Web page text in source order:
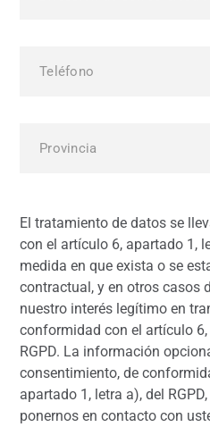
El tratamiento de datos se
con el artículo 6, apartado 1,
medida en que exista o se
contractual, y en otros casos
nuestro interés legítimo en
conformidad con el artículo
RGPD. La información
consentimiento, de
apartado 1, letra a), del
ponernos en contacto con